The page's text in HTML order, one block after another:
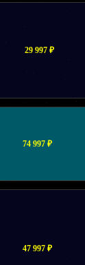
29 997 ₽
74 997 ₽
47 997 ₽